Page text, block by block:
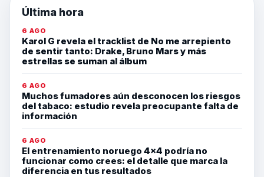
Última hora
6 AGO
Karol G revela el tracklist de No me arrepiento
de sentir tanto: Drake, Bruno Mars y más
estrellas se suman al álbum
6 AGO
Muchos fumadores aún desconocen los riesgos
del tabaco: estudio revela preocupante falta de
información
6 AGO
El entrenamiento noruego 4×4 podría no
funcionar como crees: el detalle que marca la
diferencia en tus resultados